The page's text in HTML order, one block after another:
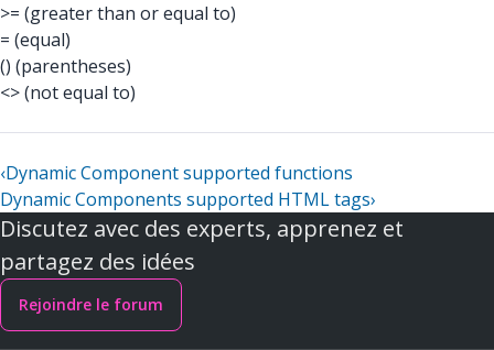
>= (greater than or equal to)
= (equal)
() (parentheses)
<> (not equal to)
‹Dynamic Component supported functions
Dynamic Components supported HTML tags›
Discutez avec des experts, apprenez et
partagez des idées
Rejoindre le forum